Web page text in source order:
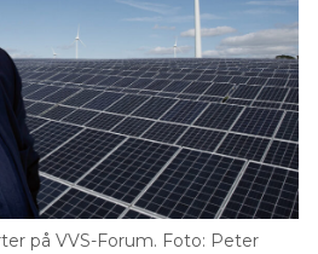
på VVS-Forum. Foto: Peter